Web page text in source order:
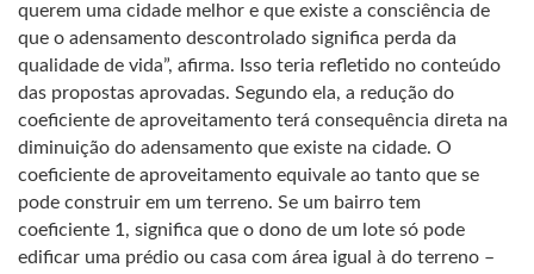
querem uma cidade melhor e que existe a consciência de
que o adensamento descontrolado significa perda da
qualidade de vida”, afirma. Isso teria refletido no conteúdo
das propostas aprovadas. Segundo ela, a redução do
coeficiente de aproveitamento terá consequência direta na
diminuição do adensamento que existe na cidade. O
coeficiente de aproveitamento equivale ao tanto que se
pode construir em um terreno. Se um bairro tem
coeficiente 1, significa que o dono de um lote só pode
edificar uma prédio ou casa com área igual à do terreno –